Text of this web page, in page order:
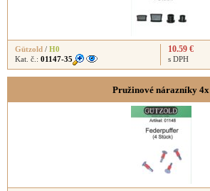
Gützold / H0
Kat. č.: 01147-35
10.59 €
s DPH
Pružinové nárazníky 4x